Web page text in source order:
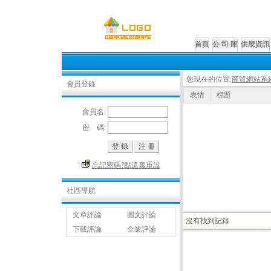
首頁 公 司 庫 供應資訊
會員登錄
會員名:
密 碼:
忘記密碼?點這裏重設
社區導航
文章評論
圖文評論
下載評論
企業評論
您現在的位置:商貿網站系
表情
標題
沒有找到記錄